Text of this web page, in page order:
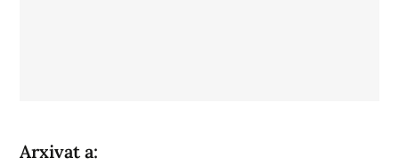
Arxivat a: